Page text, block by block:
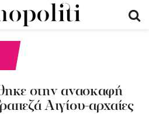
στην ανασκαφή
Αιγίου-αρχαίες